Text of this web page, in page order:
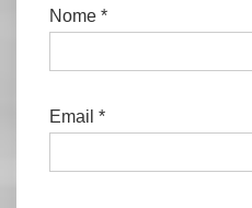
Nome *
Email *